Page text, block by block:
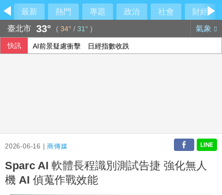
最新 熱門 專題 政治 社會
財經
臺北市 33° ( 34° / 31° ) 氣象
快訊 AI前景疑慮衝擊 日經指數收跌
2026-06-16 |商傳媒
Sparc AI 軟體長程識別測試告捷 強化無人
機 AI 偵蒐作戰效能